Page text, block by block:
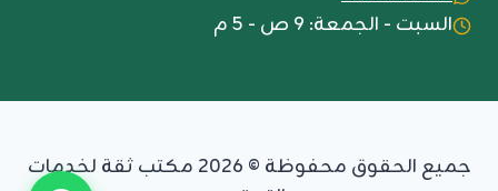
السبت - الجمعة: 9 ص - 5 م
جميع الحقوق محفوظة © 2026 مكتب ثقة لخدمات